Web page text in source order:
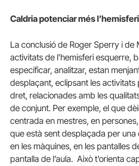
Caldria potenciar més
La conclusió de Roger Sperry i de
activitats de l’hemisferi esquerre,
especificar, analitzar, estan
desplaçant, eclipsant les activitats
dret, relacionades amb les
de conjunt. Per exemple, el que
centrada en mestres, en
que està sent desplaçada per
en les màquines, en les pantalles
pantalla de l’aula. Això t’orienta